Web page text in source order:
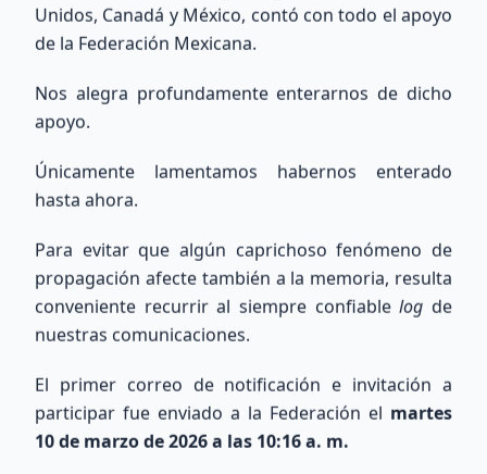
Explora nuestra Área Técnica y Calculadora de Antenas
Búsqueda Internacional
QRZ
Consulta información de indicativos de todo el
mundo utilizando la base de datos de QRZ.com.
Unidos, Canadá y México, contó con todo el apoyo
de la Federación Mexicana.
Nos alegra profundamente enterarnos de dicho
apoyo.
Únicamente lamentamos habernos enterado
hasta ahora.
Para evitar que algún caprichoso fenómeno de
propagación afecte también a la memoria, resulta
conveniente recurrir al siempre confiablelog de
nuestras comunicaciones.
El primer correo de notificación e invitación a
participar fue enviado a la Federación el martes
10 de marzo de 2026 a las 10:16 a. m.